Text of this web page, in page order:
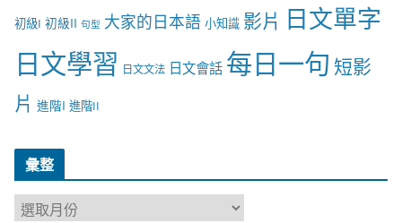
初級I 初級II 句型 大家的日本語 小知識 影片 日文單字
日文學習 日文文法 日文會話 每日一句 短影
片 進階I 進階II
彙整
彙